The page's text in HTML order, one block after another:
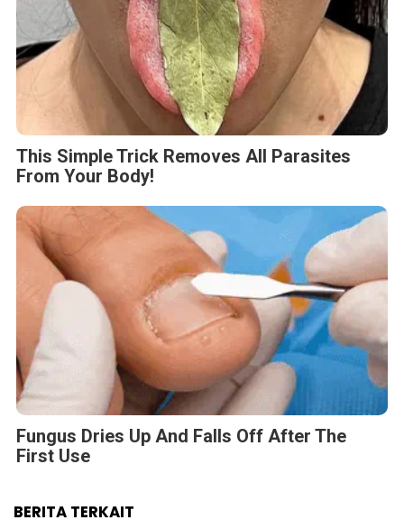
This Simple Trick Removes All Parasites
From Your Body!
Fungus Dries Up And Falls Off After The
First Use
BERITA TERKAIT